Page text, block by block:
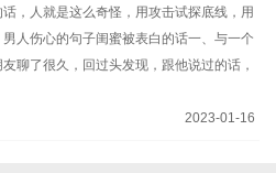
，人就是这么奇怪，用攻击试探底线，用
人伤心的句子闺蜜被表白的话一、与一个
聊了很久，回过头发现，跟他说过的话，
2023-01-16